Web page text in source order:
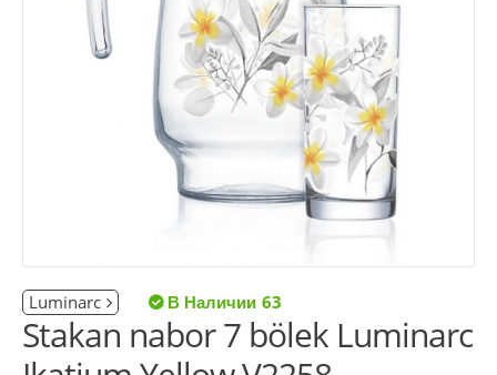
Luminarc 63
Stakan nabor 7 bölek Luminarc